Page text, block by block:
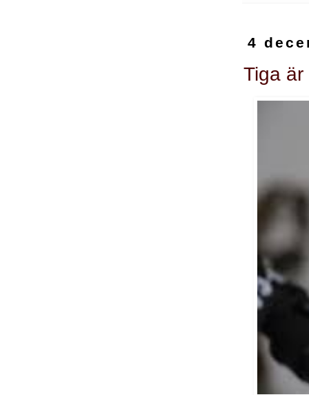
4
Tiga är